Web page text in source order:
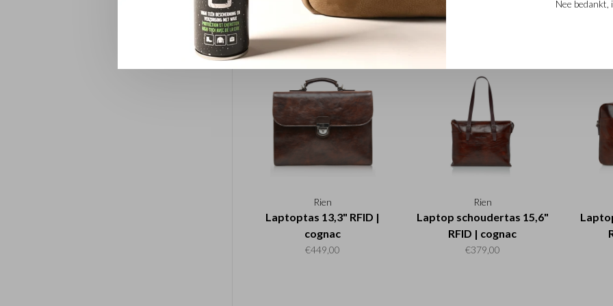
Creditcard etui 7 pasjes
RFID | cognac
€45,00
Sleutelhanger | cognac
Rien
Laptoptas 13,3" RFID |
cognac
€449,00
Rien
Laptop schoudertas 15,6"
RFID | cognac
€379,00
Nee bedankt,